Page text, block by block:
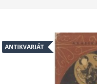
ANTIKVARIÁT